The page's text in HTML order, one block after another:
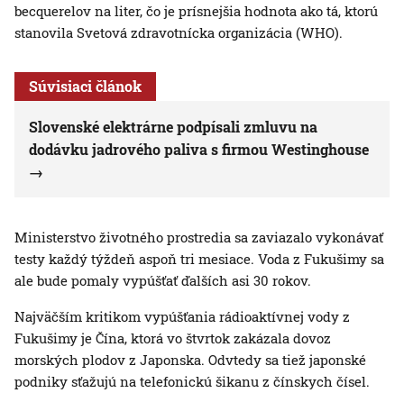
becquerelov na liter, čo je prísnejšia hodnota ako tá, ktorú
stanovila Svetová zdravotnícka organizácia (WHO).
Súvisiaci článok
Slovenské elektrárne podpísali zmluvu na
dodávku jadrového paliva s firmou Westinghouse
Ministerstvo životného prostredia sa zaviazalo vykonávať
testy každý týždeň aspoň tri mesiace. Voda z Fukušimy sa
ale bude pomaly vypúšťať ďalších asi 30 rokov.
Najväčším kritikom vypúšťania rádioaktívnej vody z
Fukušimy je Čína, ktorá vo štvrtok zakázala dovoz
morských plodov z Japonska. Odvtedy sa tiež japonské
podniky sťažujú na telefonickú šikanu z čínskych čísel.